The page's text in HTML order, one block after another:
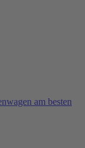
am besten